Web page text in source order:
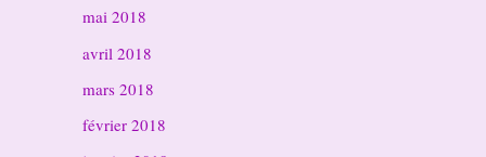
mai 2018
avril 2018
mars 2018
février 2018